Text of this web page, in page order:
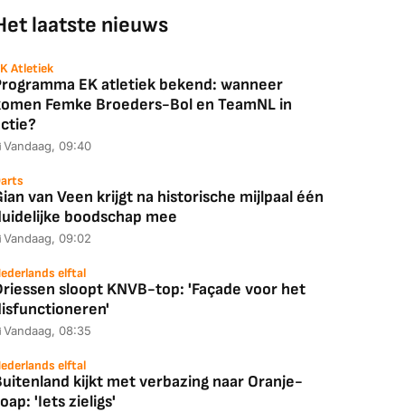
laatste nieuws
Atletiek
EK atletiek bekend: wanneer
Femke Broeders-Bol en TeamNL in
Vandaag, 09:40
van Veen krijgt na historische mijlpaal één
boodschap mee
Vandaag, 09:02
elftal
sloopt KNVB-top: 'Façade voor het
Vandaag, 08:35
elftal
kijkt met verbazing naar Oranje-
'Iets zieligs'